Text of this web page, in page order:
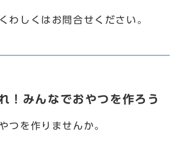
しくはお問合せください。
！みんなでおやつを作ろう
つを作りませんか。